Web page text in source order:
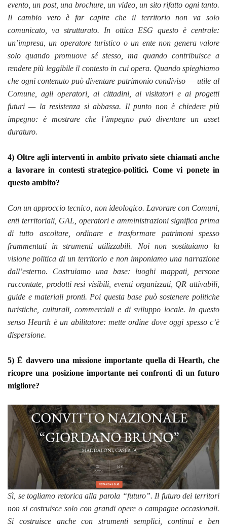
evento, un post, una brochure, un video, un sito rifatto ogni tanto.
Il cambio vero è far capire che il territorio non va solo
comunicato, va strutturato. In ottica ESG questo è centrale:
un’impresa, un operatore turistico o un ente non genera valore
solo quando promuove sé stesso, ma quando contribuisce a
rendere più leggibile il contesto in cui opera. Quando spieghiamo
che ogni contenuto può diventare patrimonio condiviso — utile al
Comune, agli operatori, ai cittadini, ai visitatori e ai progetti
futuri — la resistenza si abbassa. Il punto non è chiedere più
impegno: è mostrare che l’impegno può diventare un asset
duraturo.
4) Oltre agli interventi in ambito privato siete chiamati anche
a lavorare in contesti strategico-politici. Come vi ponete in
questo ambito?
Con un approccio tecnico, non ideologico. Lavorare con Comuni,
enti territoriali, GAL, operatori e amministrazioni significa prima
di tutto ascoltare, ordinare e trasformare patrimoni spesso
frammentati in strumenti utilizzabili. Noi non sostituiamo la
visione politica di un territorio e non imponiamo una narrazione
dall’esterno. Costruiamo una base: luoghi mappati, persone
raccontate, prodotti resi visibili, eventi organizzati, QR attivabili,
guide e materiali pronti. Poi questa base può sostenere politiche
turistiche, culturali, commerciali e di sviluppo locale. In questo
senso Hearth è un abilitatore: mette ordine dove oggi spesso c’è
dispersione.
5) È davvero una missione importante quella di Hearth, che
ricopre una posizione importante nei confronti di un futuro
migliore?
Sì, se togliamo retorica alla parola “futuro”. Il futuro dei territori
non si costruisce solo con grandi opere o campagne occasionali.
Si costruisce anche con strumenti semplici, continui e ben